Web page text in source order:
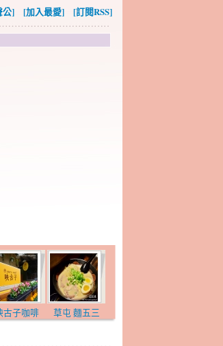
公] [加入最愛] [訂閱RSS]
古子咖啡 草屯 麵五三